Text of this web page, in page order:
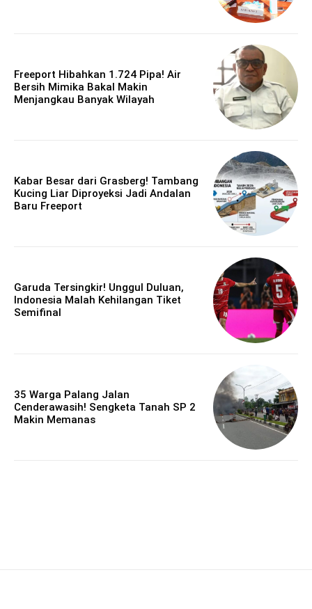
Freeport Hibahkan 1.724 Pipa! Air
Bersih Mimika Bakal Makin
Menjangkau Banyak Wilayah
Kabar Besar dari Grasberg! Tambang
Kucing Liar Diproyeksi Jadi Andalan
Baru Freeport
Garuda Tersingkir! Unggul Duluan,
Indonesia Malah Kehilangan Tiket
Semifinal
35 Warga Palang Jalan
Cenderawasih! Sengketa Tanah SP 2
Makin Memanas